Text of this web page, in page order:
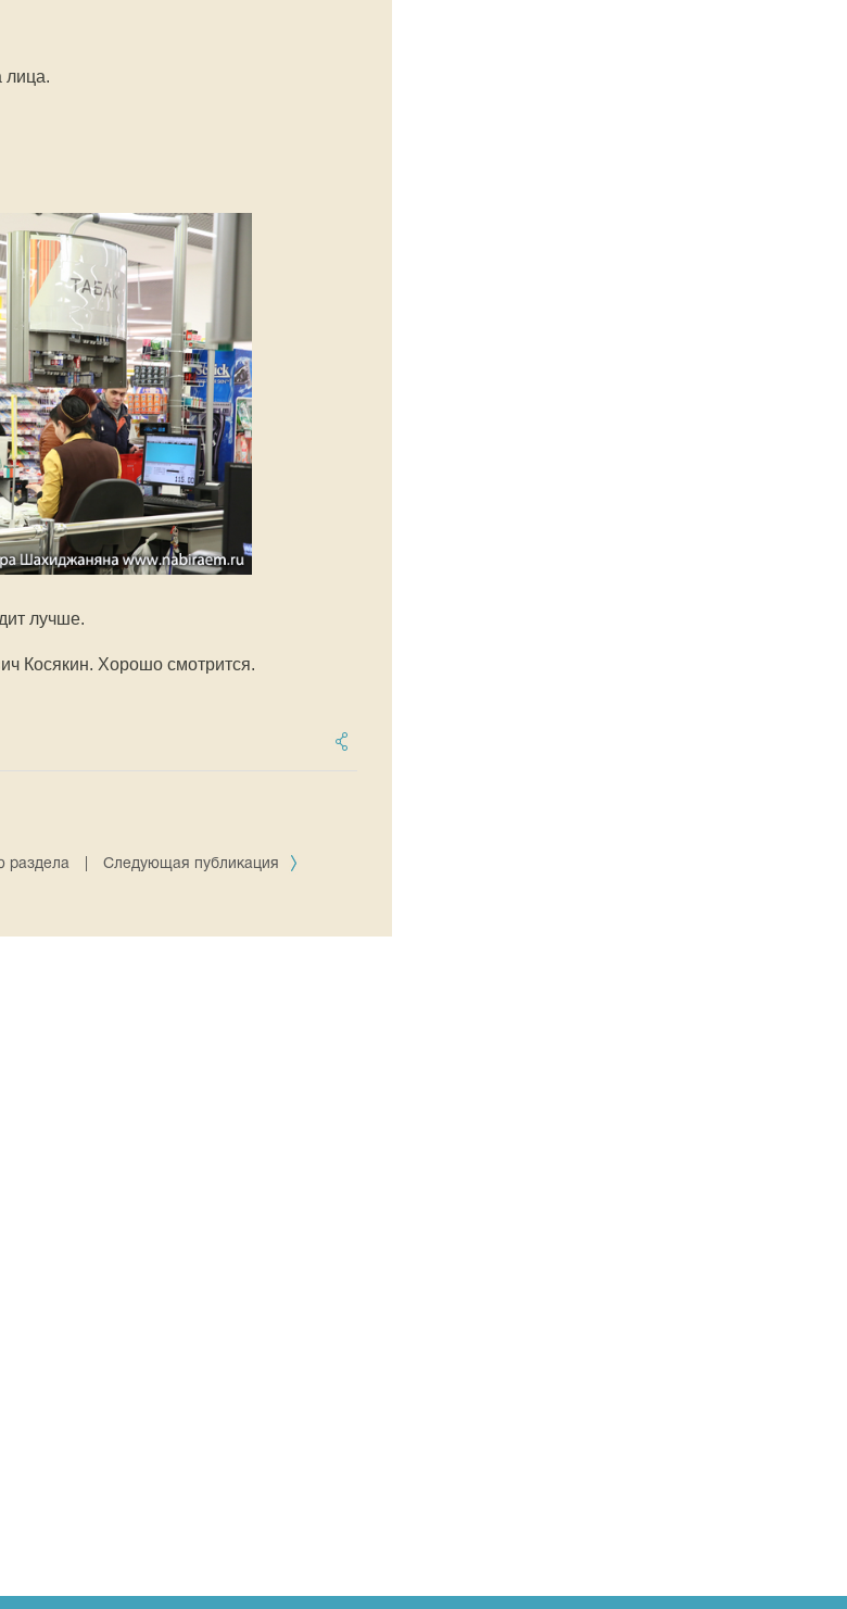
лица.
лучше.
Косякин. Хорошо смотрится.
раздела Следующая публикация